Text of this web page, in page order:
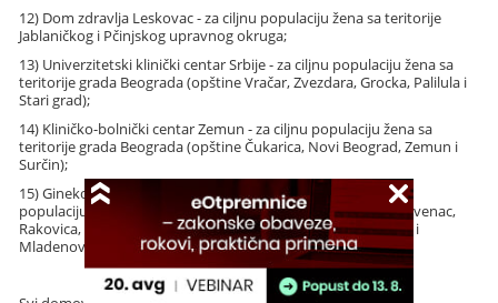
12) Dom zdravlja Leskovac - za ciljnu populaciju žena sa teritorije
Jablaničkog i Pčinjskog upravnog okruga;
13) Univerzitetski klinički centar Srbije - za ciljnu populaciju žena sa
teritorije grada Beograda (opštine Vračar, Zvezdara, Grocka, Palilula i
Stari grad);
14) Kliničko-bolnički centar Zemun - za ciljnu populaciju žena sa
teritorije grada Beograda (opštine Čukarica, Novi Beograd, Zemun i
Surčin);
15) Ginekološko-akušerska klinika "Narodni front" - za ciljnu
populaciju žena sa teritorije grada Beograda (opštine Savski venac,
Rakovica, Voždovac, Obrenovac, Barajevo, Lazarevac, Sopot i
Mladenovac).
Član 40